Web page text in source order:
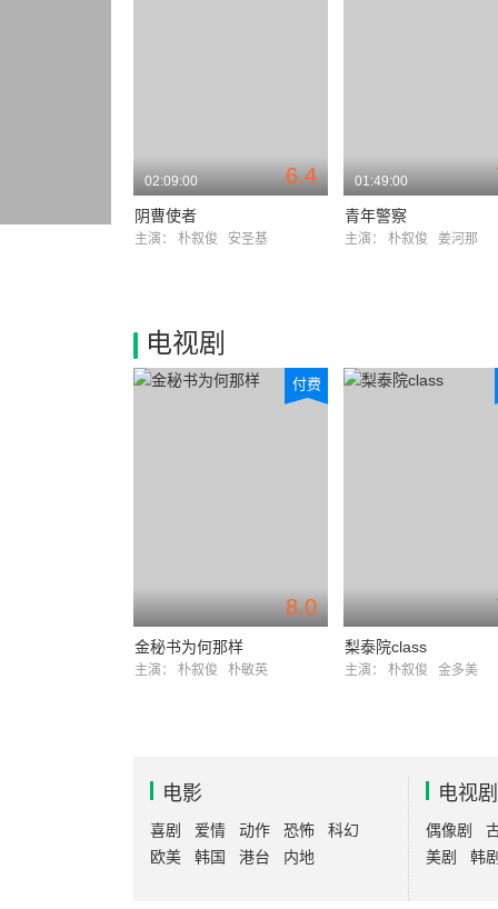
6.4
02:09:00
阴曹使者
主演： 朴叙俊 安圣基
01:49:00
青年警察
主演： 朴叙俊 姜河那
电视剧
8.0
付费
金秘书为何那样
主演： 朴叙俊 朴敏英
梨泰院class
主演： 朴叙俊 金多美
电影
喜剧 爱情 动作 恐怖
科幻
欧美
韩国 港台 内地
电视剧
偶像剧
美剧
韩